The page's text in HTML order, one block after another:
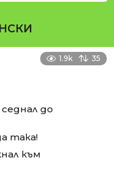
1.9k 35
до
така!
към